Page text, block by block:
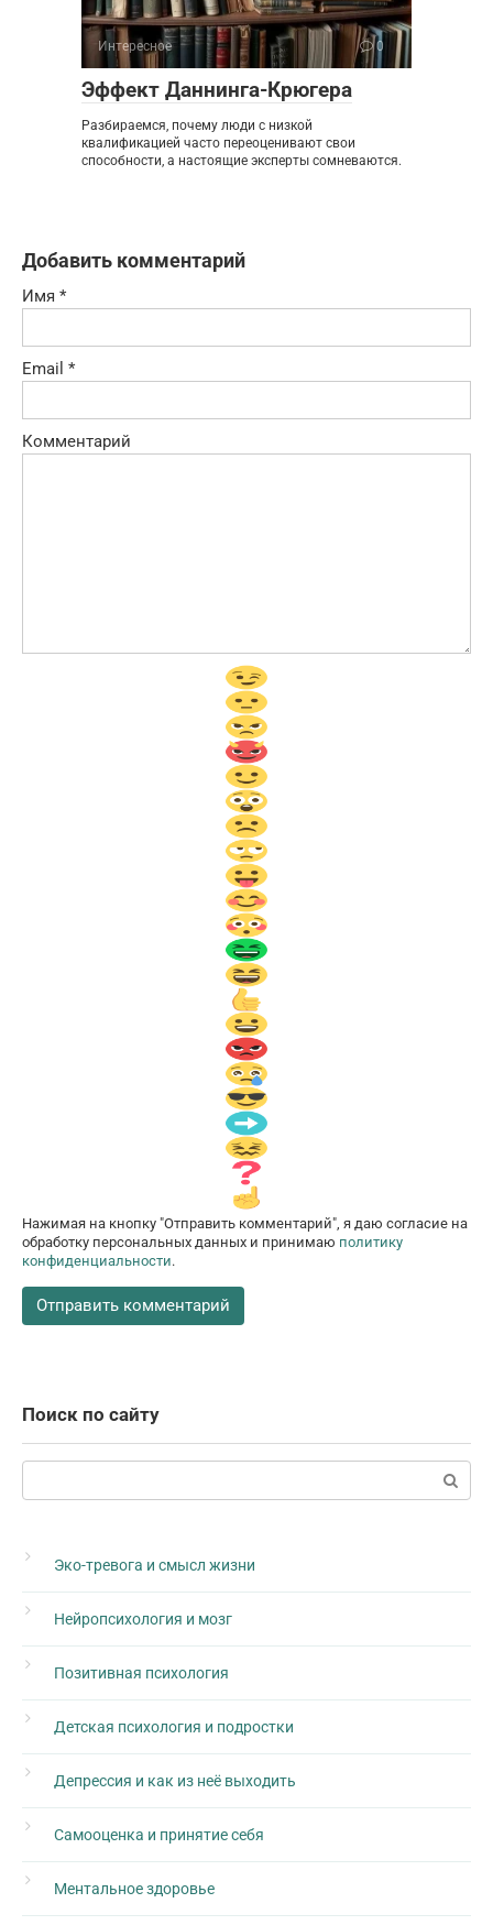
Интересное 0
Эффект Даннинга-Крюгера
Разбираемся, почему люди с низкой
квалификацией часто переоценивают свои
способности, а настоящие эксперты сомневаются.
Добавить комментарий
Имя *
Email *
Комментарий
Нажимая на кнопку "Отправить комментарий", я даю согласие на
обработку персональных данных и принимаю политику
конфиденциальности.
Поиск по сайту
Поиск:
Эко-тревога и смысл жизни
Нейропсихология и мозг
Позитивная психология
Детская психология и подростки
Депрессия и как из неё выходить
Самооценка и принятие себя
Ментальное здоровье